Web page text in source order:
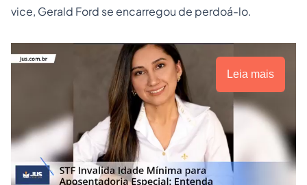
vice, Gerald Ford se encarregou de perdoá-lo.
Leia mais